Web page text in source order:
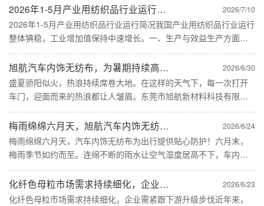
用车提供实用有效的解决方案。三伏时节，车辆经过暴晒后，座椅
表面温度......
2026年1-5月产业用纺织品行业运行简况 2026/7/10
2026年1-5月产业用纺织品行业运行简况我国产业用纺织品行业运行
整体猠稳，工业增加值保持中速增长。一、生产与效益生产方面，
行业主要产品产量增速加快。1-5月规模以上企业非织造布和帘子布
产量同比分别增长9.5%和3.8%，增速较2025年同......
旭航汽车内饰无纺布，为暑期持续高温天气做好充分准备！ 2026/6/30
盛夏骄阳似火，热浪持续席卷大地。在这样的天气下，每一次打开
车门，迎面而来的热浪都让人皱眉。东莞市旭航新材料科技有限公
司专注研发的汽车内饰无纺布，以良好的透气散热性能，为驾乘者
带来实用有效的夏季出行解决方案。随着三伏天渐近，高温成为常
态。车辆......
梅雨绵绵六月天，旭航汽车内饰无纺布为出行提供贴心防护！ 2026/6/24
梅雨绵绵六月天，汽车内饰无纺布为出行提供贴心防护！六月末，
梅雨季节如约而至。连绵不断的雨水让空气湿度居高不下，车内空
间的防潮防霉成为车主们的头等大事。东莞市旭航新材料科技有限
公司专注研发的汽车内饰无纺布，为潮湿闷热的梅雨季出行提供贴
心防护。......
化纤色母粒市场需求持续细化，企业需紧跟下游升级步伐 2026/6/23
化纤色母粒市场需求持续细化，企业需紧跟下游升级步伐近年来，